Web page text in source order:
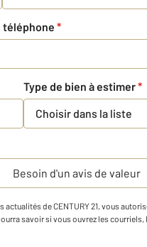
téléphone *
Type de bien à estimer*
Choisir dans la liste
Besoin d'un avis de valeur
de CENTURY 21, vous
savoir si vous ouvrez les courriels,